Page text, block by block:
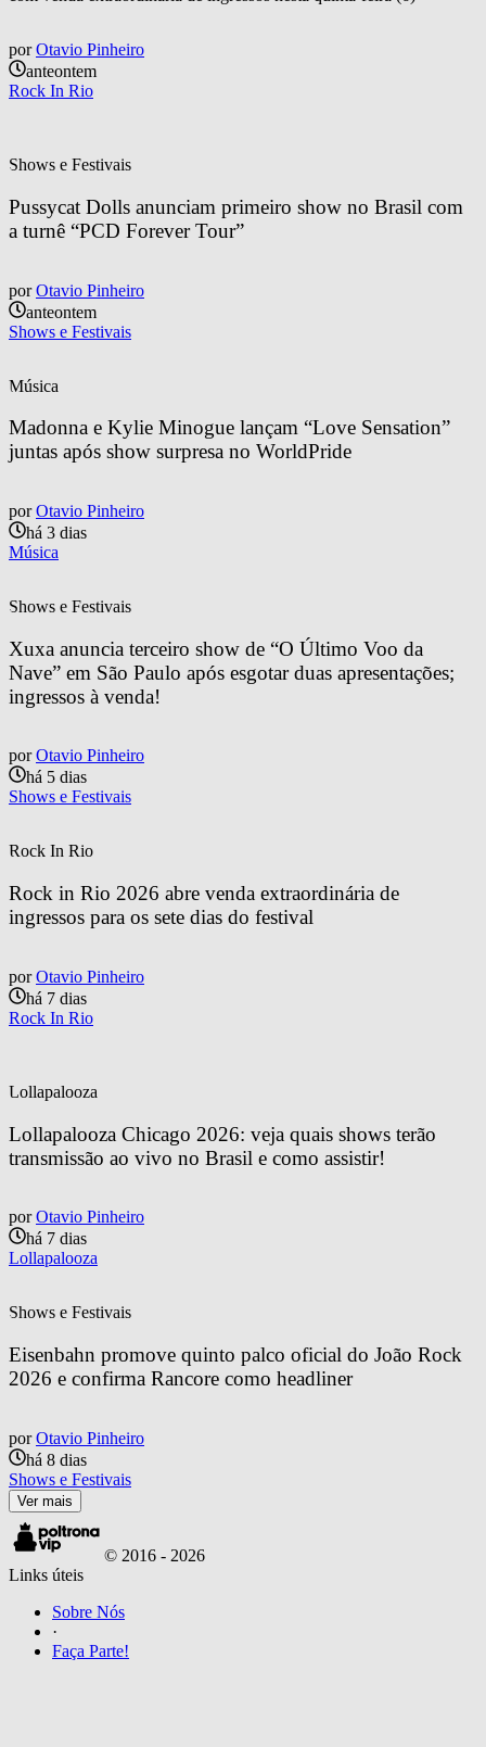
por Otavio Pinheiro
anteontem
Rock In Rio
Shows e Festivais
Pussycat Dolls anunciam primeiro show no Brasil com
a turnê “PCD Forever Tour”
por Otavio Pinheiro
anteontem
Shows e Festivais
Música
Madonna e Kylie Minogue lançam “Love Sensation”
juntas após show surpresa no WorldPride
por Otavio Pinheiro
há 3 dias
Música
Shows e Festivais
Xuxa anuncia terceiro show de “O Último Voo da
Nave” em São Paulo após esgotar duas apresentações;
ingressos à venda!
por Otavio Pinheiro
há 5 dias
Shows e Festivais
Rock In Rio
Rock in Rio 2026 abre venda extraordinária de
ingressos para os sete dias do festival
por Otavio Pinheiro
há 7 dias
Rock In Rio
Lollapalooza
Lollapalooza Chicago 2026: veja quais shows terão
transmissão ao vivo no Brasil e como assistir!
por Otavio Pinheiro
há 7 dias
Lollapalooza
Shows e Festivais
Eisenbahn promove quinto palco oficial do João Rock
2026 e confirma Rancore como headliner
por Otavio Pinheiro
há 8 dias
Shows e Festivais
Ver mais
© 2016 - 2026
Links úteis
Sobre Nós
·
Faça Parte!